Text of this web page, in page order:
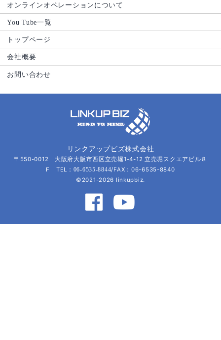
オンラインオペレーションについて
You Tube一覧
トップページ
会社概要
お問い合わせ
リンクアップビズ株式会社
〒550-0012 大阪府大阪市西区立売堀1-4-12 立売堀スクエアビル８
F TEL： 06-6535-8844/FAX：06-6535-8840
©2021-2026 linkupbiz.